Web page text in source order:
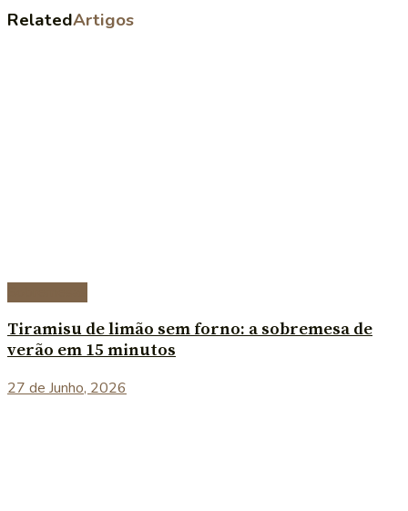
RelatedArtigos
Tiramisu de limão sem forno: a sobremesa de
verão em 15 minutos
27 de Junho, 2026